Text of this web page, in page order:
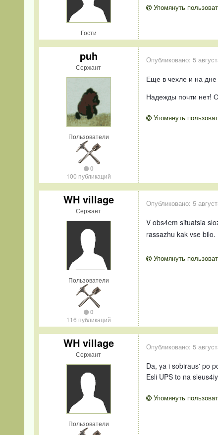
Гости
Упомянуть
puh
Сержант
Пользователи
0
100 публикаций
Опубликовано: 5
Еще в чехле и на дне
Надежды почти нет!
Упомянуть
WH village
Сержант
Пользователи
0
116 публикаций
Опубликовано: 5
V obs4em situatsia
rassazhu kak vse bilo.
Упомянуть
WH village
Сержант
Пользователи
Опубликовано: 5
Da, ya i sobiraus' po
Esli UPS to na
Упомянуть